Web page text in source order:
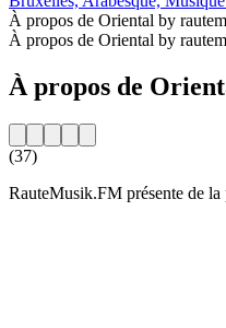
À propos de Oriental by
À propos de Oriental by
À propos de
(37)
RauteMusik.FM présente de la